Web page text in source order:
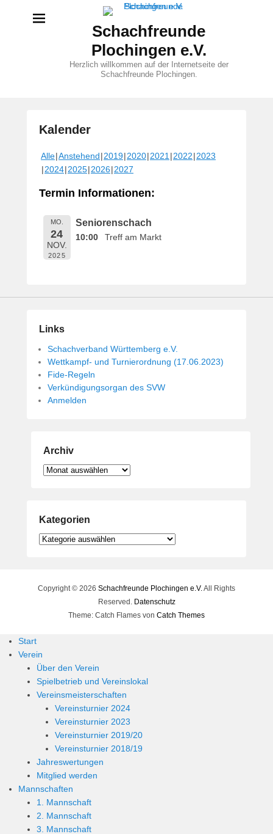
Schachfreunde
Plochingen e.V.
Herzlich willkommen auf der Internetseite der
Schachfreunde Plochingen.
Kalender
e
ö
c
a
m
1
4
.
M
0
n
B
h
a
r
t
i
Alle Anstehend 2019 2020 2021 2022 2023
2024 2025 2026 2027
Termin Informationen:
MO.
24
NOV.
2025
Seniorenschach
10:00 Treff am Markt
Links
Schachverband Württemberg e.V.
Wettkampf- und Turnierordnung (17.06.2023)
Fide-Regeln
Verkündigungsorgan des SVW
Anmelden
Archiv
Archiv
Kategorien
Kategorien
Copyright © 2026 Schachfreunde Plochingen e.V.All Rights
Reserved. Datenschutz
Theme: Catch Flames von Catch Themes
Start
Verein
Über den Verein
Spielbetrieb und Vereinslokal
Vereinsmeisterschaften
Vereinsturnier 2024
Vereinsturnier 2023
Vereinsturnier 2019/20
Vereinsturnier 2018/19
Jahreswertungen
Mitglied werden
Mannschaften
1. Mannschaft
2. Mannschaft
3. Mannschaft